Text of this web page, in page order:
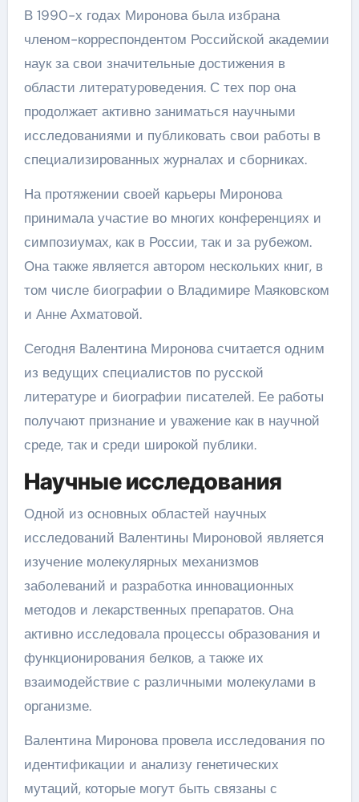
В 1990-х годах Миронова была избрана
членом-корреспондентом Российской академии
наук за свои значительные достижения в
области литературоведения. С тех пор она
продолжает активно заниматься научными
исследованиями и публиковать свои работы в
специализированных журналах и сборниках.
На протяжении своей карьеры Миронова
принимала участие во многих конференциях и
симпозиумах, как в России, так и за рубежом.
Она также является автором нескольких книг, в
том числе биографии о Владимире Маяковском
и Анне Ахматовой.
Сегодня Валентина Миронова считается одним
из ведущих специалистов по русской
литературе и биографии писателей. Ее работы
получают признание и уважение как в научной
среде, так и среди широкой публики.
Научные исследования
Одной из основных областей научных
исследований Валентины Мироновой является
изучение молекулярных механизмов
заболеваний и разработка инновационных
методов и лекарственных препаратов. Она
активно исследовала процессы образования и
функционирования белков, а также их
взаимодействие с различными молекулами в
организме.
Валентина Миронова провела исследования по
идентификации и анализу генетических
мутаций, которые могут быть связаны с